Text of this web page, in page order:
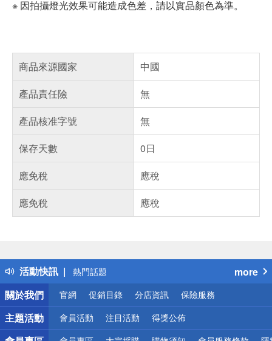
※ 因拍攝燈光效果可能造成色差，請以實品顏色為準。
商品來源國家
中國
產品責任險
無
產品核准字號
無
保存天數
0日
應免稅
應稅
應免稅
應稅
活動快訊
得獎公告
熱門話題
銀行優惠
偏遠地區配送
詐騙網頁！請小心！
more
關於我們
官網 促銷目錄 分店資訊 保險服務
主題活動 會員活動 注目活動 得獎公佈